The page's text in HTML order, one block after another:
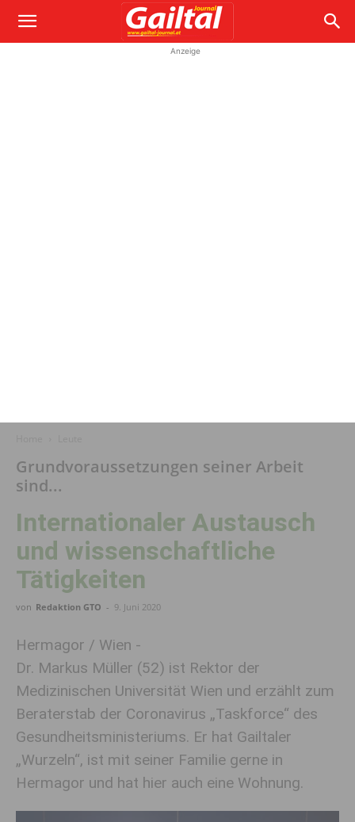
Anzeige
Grundvoraussetzungen seiner Arbeit
sind...
Internationaler Austausch
und wissenschaftliche
Tätigkeiten
von Redaktion GTO - 9. Juni 2020
Hermagor / Wien -
Dr. Markus Müller (52) ist Rektor der
Medizinischen Universität Wien und erzählt zum
Beraterstab der Coronavirus „Taskforce“ des
Gesundheitsministeriums. Er hat Gailtaler
„Wurzeln“, ist mit seiner Familie gerne in
Hermagor und hat hier auch eine Wohnung.